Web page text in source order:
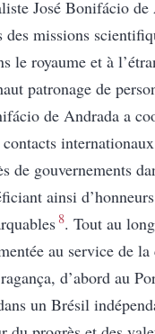
José Bonifácio de
des missions
le royaume et à
patronage de
de Andrada a
contacts
de gouvernements
ainsi
8. Tout au
au service de la
d’abord au
un Brésil